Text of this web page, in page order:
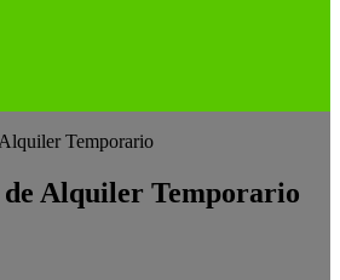
Temporario
de Alquiler Temporario